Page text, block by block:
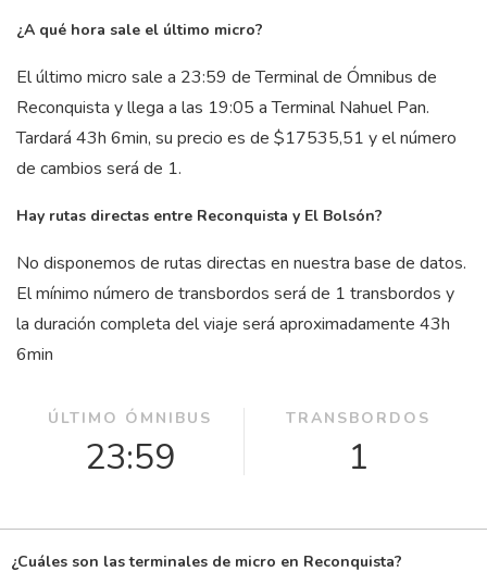
¿A qué hora sale el último micro?
El último micro sale a 23:59 de Terminal de Ómnibus de
Reconquista y llega a las 19:05 a Terminal Nahuel Pan.
Tardará 43h 6min, su precio es de $17535,51 y el número
de cambios será de 1.
Hay rutas directas entre Reconquista y El Bolsón?
No disponemos de rutas directas en nuestra base de datos.
El mínimo número de transbordos será de 1 transbordos y
la duración completa del viaje será aproximadamente 43h
6min
ÚLTIMO ÓMNIBUS
23:59
TRANSBORDOS
1
¿Cuáles son las terminales de micro en Reconquista?